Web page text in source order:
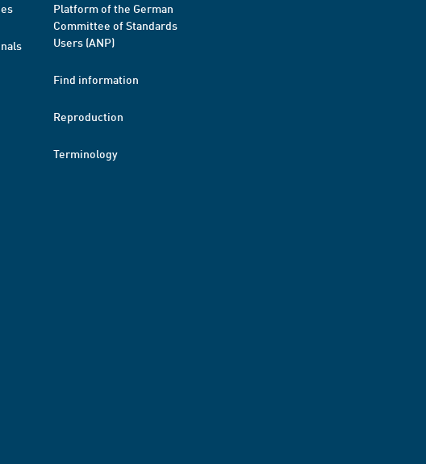
Platform of the German
Committee of Standards
Users (ANP)
Find information
Reproduction
Terminology